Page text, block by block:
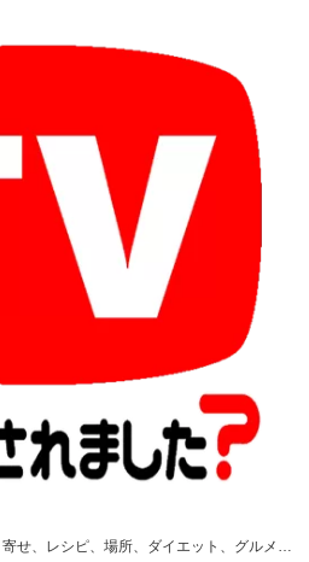
せ、レシピ、場所、ダイエット、グルメ…